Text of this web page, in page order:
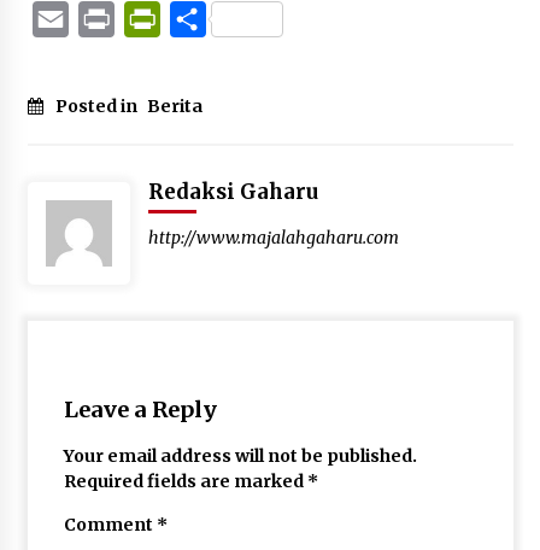
Email Print PrintFriendly
Share
Posted in Berita
Redaksi Gaharu
http://www.majalahgaharu.com
Leave a Reply
Your email address will not be published.
Required fields are marked *
Comment *